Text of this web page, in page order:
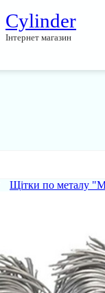
Cylinder
Інтернет магазин
Щітки по металу